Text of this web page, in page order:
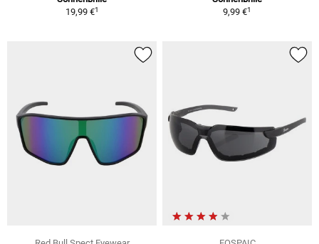
19,99 €1
9,99 €1